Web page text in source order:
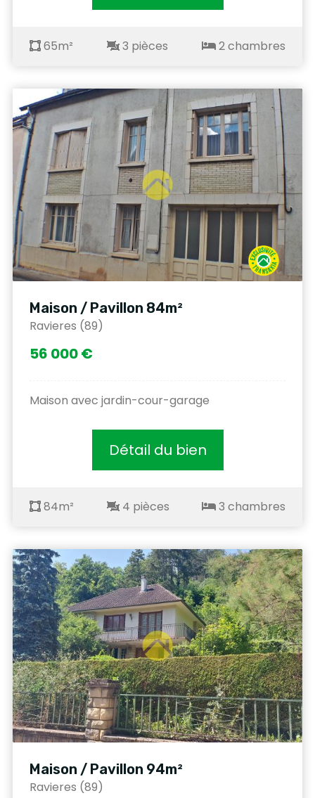
65m² 3 pièces 2 chambres
Maison / Pavillon 84m²
Ravieres (89)
56 000 €
Maison avec jardin-cour-garage
Détail du bien
84m² 4 pièces 3 chambres
Maison / Pavillon 94m²
Ravieres (89)